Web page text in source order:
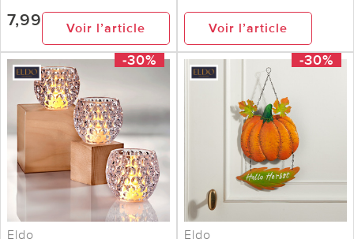
7,99 Voir l’article Voir l’article
-30%
Eldo
-30%
Eldo